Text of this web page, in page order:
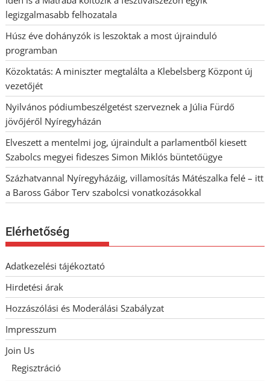
legizgalmasabb felhozatala
Húsz éve dohányzók is leszoktak a most újrainduló
programban
Közoktatás: A miniszter megtalálta a Klebelsberg Központ új
vezetőjét
Nyilvános pódiumbeszélgetést szerveznek a Júlia Fürdő
jövőjéről Nyíregyházán
Elveszett a mentelmi jog, újraindult a parlamentből kiesett
Szabolcs megyei fideszes Simon Miklós büntetőügye
Százhatvannal Nyíregyházáig, villamosítás Mátészalka felé – itt
a Baross Gábor Terv szabolcsi vonatkozásokkal
Elérhetőség
Adatkezelési tájékoztató
Hirdetési árak
Hozzászólási és Moderálási Szabályzat
Impresszum
Join Us
Regisztráció